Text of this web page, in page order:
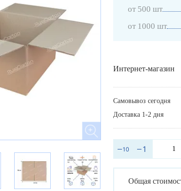
от 500 шт
от 1000 шт
Интернет-магазин
Самовывоз сегодня
Доставка 1-2 дня
Общая